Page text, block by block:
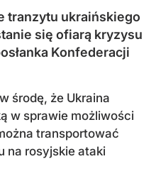
tranzytu ukraińskiego
się ofiarą kryzysu
Konfederacji
środę, że Ukraina
w sprawie możliwości
transportować
na rosyjskie ataki